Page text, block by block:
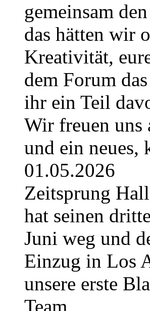
gemeinsam
das hätten wir
Kreativität,
dem Forum
ihr ein Teil
Wir freuen uns
und ein neues,
01.05.2026
Zeitsprung
hat seinen
Juni weg und
Einzug in Los
unsere erste
Team